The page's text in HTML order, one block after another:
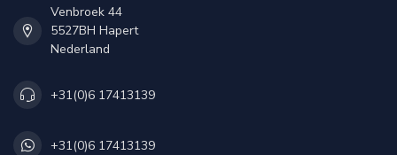
Venbroek 44
5527BH Hapert
Nederland
+31(0)6 17413139
+31(0)6 17413139